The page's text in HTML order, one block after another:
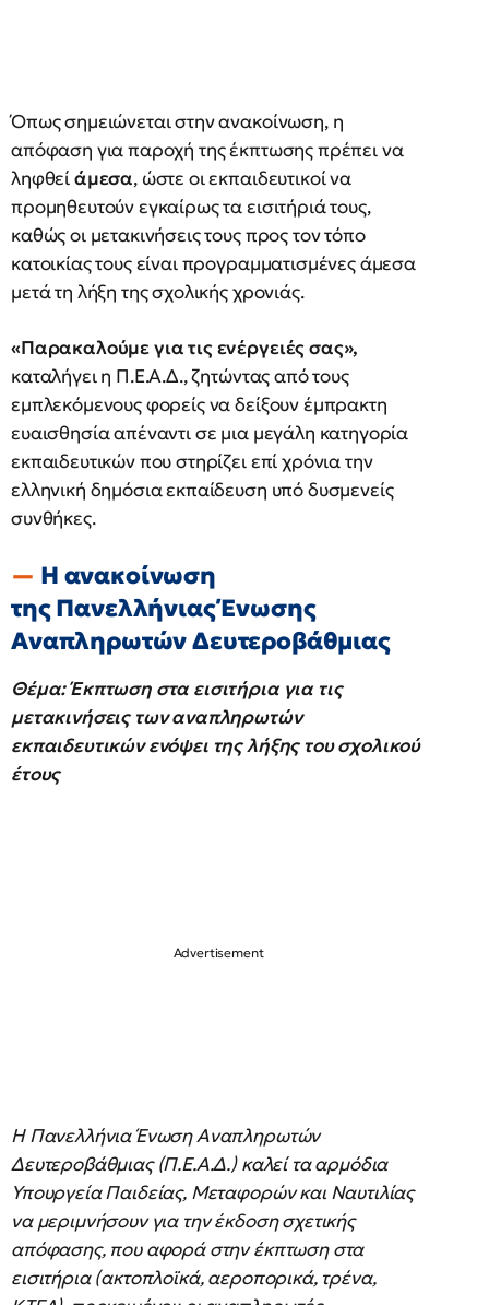
Όπως σημειώνεται στην ανακοίνωση, η
απόφαση για παροχή της έκπτωσης πρέπει να
ληφθείάμεσα, ώστε οι εκπαιδευτικοί να
προμηθευτούν εγκαίρως τα εισιτήριά τους,
καθώς οι μετακινήσεις τους προς τον τόπο
κατοικίας τους είναι προγραμματισμένες άμεσα
μετά τη λήξη της σχολικής χρονιάς.
«Παρακαλούμε για τις ενέργειές σας»,
καταλήγει η Π.Ε.Α.Δ., ζητώντας από τους
εμπλεκόμενους φορείς να δείξουν έμπρακτη
ευαισθησία απέναντι σε μια μεγάλη κατηγορία
εκπαιδευτικών που στηρίζει επί χρόνια την
ελληνική δημόσια εκπαίδευση υπό δυσμενείς
συνθήκες.
Η ανακοίνωση
της Πανελλήνιας Ένωσης
Αναπληρωτών Δευτεροβάθμιας
Θέμα: Έκπτωση στα εισιτήρια για τις
μετακινήσεις των αναπληρωτών
εκπαιδευτικών ενόψει της λήξης του σχολικού
έτους
Η Πανελλήνια Ένωση Αναπληρωτών
Δευτεροβάθμιας (Π.Ε.Α.Δ.) καλεί τα αρμόδια
Υπουργεία Παιδείας, Μεταφορών και Ναυτιλίας
να μεριμνήσουν για την έκδοση σχετικής
απόφασης, που αφορά στην έκπτωση στα
εισιτήρια (ακτοπλοϊκά, αεροπορικά, τρένα,